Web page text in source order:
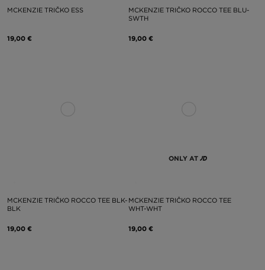
MCKENZIE TRIČKO ESS
19,00 €
MCKENZIE TRIČKO ROCCO TEE BLU-
SWTH
19,00 €
MCKENZIE TRIČKO ROCCO TEE BLK-
BLK
19,00 €
ONLY AT
MCKENZIE TRIČKO ROCCO TEE
WHT-WHT
19,00 €